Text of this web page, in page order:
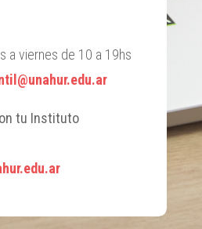
a viernes de 10 a 19hs
tu Instituto